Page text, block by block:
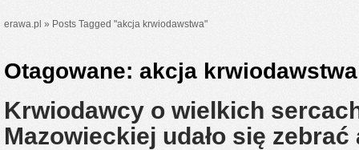
erawa.pl » Posts Tagged "akcja krwiodawstwa"
Otagowane: akcja krwiodawstwa
Krwiodawcy o wielkich
Mazowieckiej udało się